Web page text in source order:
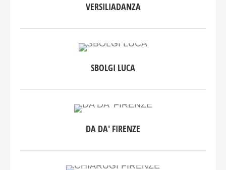
VERSILIADANZA
SBOLGI LUCA
DA DA' FIRENZE